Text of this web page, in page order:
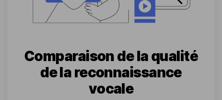
Comparaison de la qualité
de la reconnaissance
vocale